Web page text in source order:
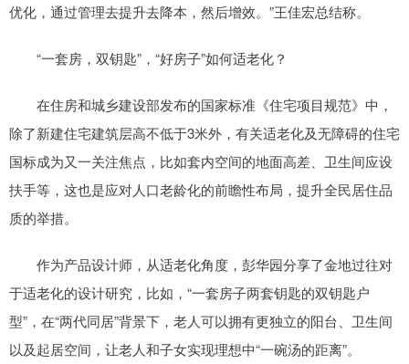
优化，通过管理去提升去降本，然后增效。”王佳宏总结称。
“一套房，双钥匙”，“好房子”如何适老化？
在住房和城乡建设部发布的国家标准《住宅项目规范》中，
除了新建住宅建筑层高不低于3米外，有关适老化及无障碍的住宅
国标成为又一关注焦点，比如套内空间的地面高差、卫生间应设
扶手等，这也是应对人口老龄化的前瞻性布局，提升全民居住品
质的举措。
作为产品设计师，从适老化角度，彭华园分享了金地过往对
于适老化的设计研究，比如，“一套房子两套钥匙的双钥匙户
型”，在“两代同居”背景下，老人可以拥有更独立的阳台、卫生间
以及起居空间，让老人和子女实现理想中“一碗汤的距离”。